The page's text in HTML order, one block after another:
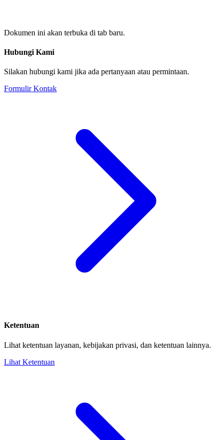
Dokumen ini akan terbuka di tab baru.
Hubungi Kami
Silakan hubungi kami jika ada pertanyaan atau permintaan.
Formulir Kontak
Ketentuan
Lihat ketentuan layanan, kebijakan privasi, dan ketentuan lainnya.
Lihat Ketentuan